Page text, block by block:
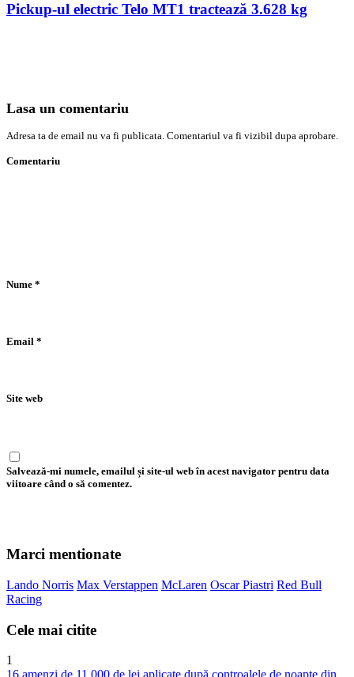
Pickup-ul electric Telo MT1 tractează 3.628 kg
Lasa un comentariu
Adresa ta de email nu va fi publicata. Comentariul va fi vizibil dupa aprobare.
Comentariu
Nume *
Email *
Site web
Salvează-mi numele, emailul și site-ul web în acest navigator pentru data
viitoare când o să comentez.
Marci mentionate
Lando Norris Max Verstappen McLaren Oscar Piastri Red Bull
Racing
Cele mai citite
1